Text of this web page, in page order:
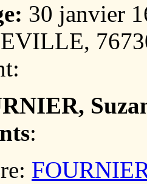
30 janvier
: